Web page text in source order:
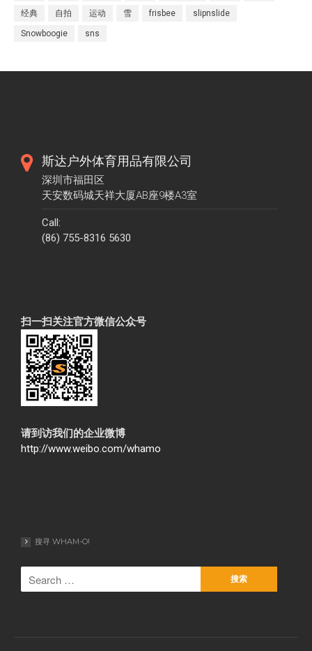
经典 自拍 运动 雪 frisbee slipnslide
Snowboogie sns
斯达户外体育用品有限公司
深圳市福田区
天安数码城天祥大厦AB座9楼A3室
Call:
(86) 755-8316 5630
扫一扫关注官方微信公众号
请到访我们的企业微博
http://www.weibo.com/whamo
搜寻 WHAM-O!